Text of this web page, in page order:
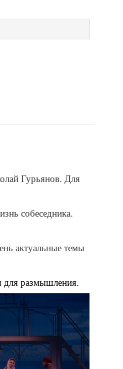
Гурьянов. Для
собеседника.
актуальные темы
для размышления.